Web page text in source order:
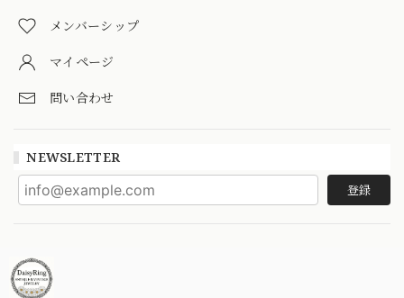
メンバーシップ
マイページ
問い合わせ
NEWSLETTER
登録